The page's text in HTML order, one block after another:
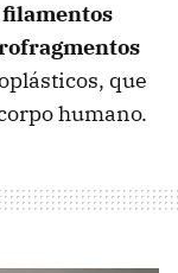
filamentos
que
humano.